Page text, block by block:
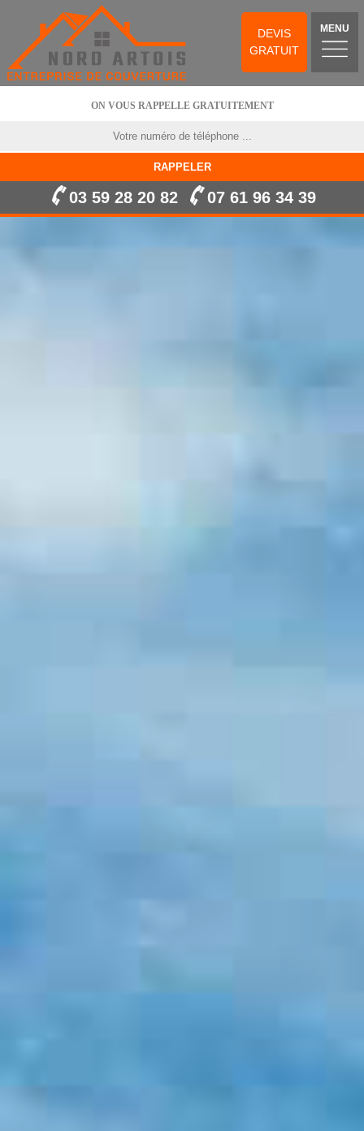
DEVIS
GRATUIT
MENU
ON VOUS RAPPELLE GRATUITEMENT
03 59 28 20 82 07 61 96 34 39